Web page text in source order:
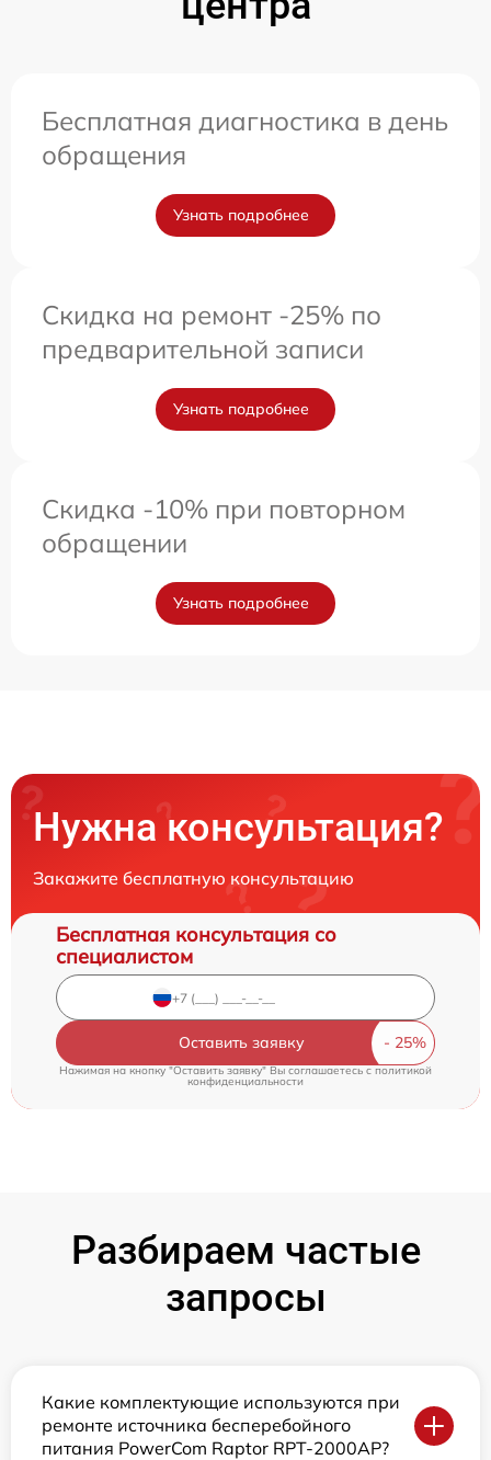
Бесплатная диагностика в день
обращения
Узнать подробнее
Скидка на ремонт -25% по
предварительной записи
Узнать подробнее
Скидка -10% при повторном
обращении
Узнать подробнее
Нужна консультация?
Закажите бесплатную консультацию
Бесплатная консультация со
специалистом
Оставить заявку
Нажимая на кнопку "Оставить заявку" Вы соглашаетесь cполитикой
конфиденциальности
Разбираем частые
запросы
Какие комплектующие используются при
ремонте источника бесперебойного
питания PowerCom Raptor RPT-2000AP?